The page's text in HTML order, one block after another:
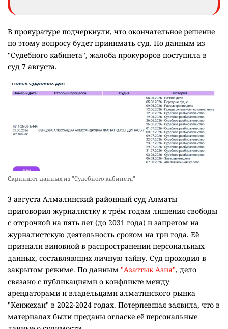
В прокуратуре подчеркнули, что окончательное решение
по этому вопросу будет принимать суд. По данным из
"Судебного кабинета", жалоба прокуроров поступила в
суд 7 августа.
Скриншот данных из "Судебного кабинета"
3 августа Алмалинский районный суд Алматы
приговорил журналистку к трём годам лишения свободы
с отсрочкой на пять лет (до 2031 года) и запретом на
журналистскую деятельность сроком на три года. Её
признали виновной в распространении персональных
данных, составляющих личную тайну. Суд проходил в
закрытом режиме. По данным "Азаттык Азия", дело
связано с публикациями о конфликте между
арендаторами и владельцами алматинского рынка
"Кенжехан" в 2022-2024 годах. Потерпевшая заявила, что в
материалах были преданы огласке её персональные